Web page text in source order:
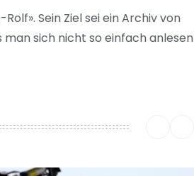
Sein Ziel sei ein Archiv von
man sich nicht so einfach anlesen